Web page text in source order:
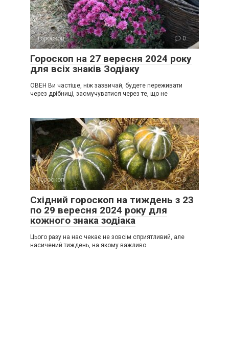
Гороскоп 0
Гороскоп на 27 вересня 2024 року
для всіх знаків Зодіаку
ОВЕН Ви частіше, ніж зазвичай, будете переживати
через дрібниці, засмучуватися через те, що не
Гороскоп 0
Східний гороскоп на тиждень з 23
по 29 вересня 2024 року для
кожного знака зодіака
Цього разу на нас чекає не зовсім сприятливий, але
насичений тиждень, на якому важливо